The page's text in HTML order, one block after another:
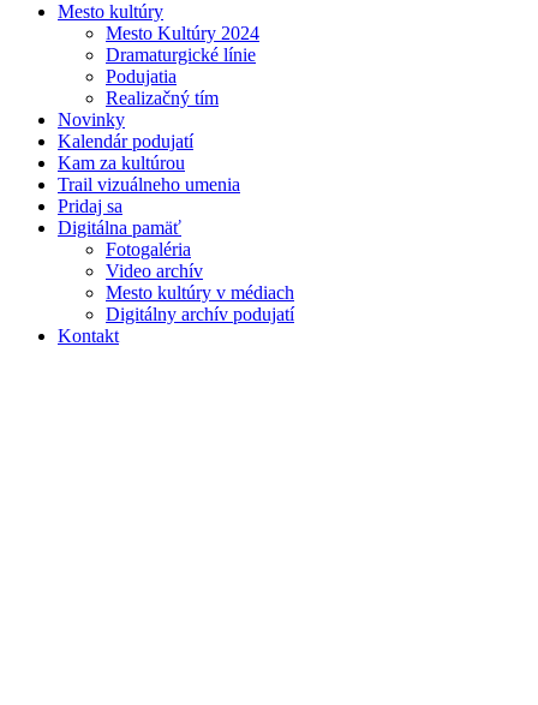
Mesto kultúry
Mesto Kultúry 2024
Dramaturgické línie
Podujatia
Realizačný tím
Novinky
Kalendár podujatí
Kam za kultúrou
Trail vizuálneho umenia
Pridaj sa
Digitálna pamäť
Fotogaléria
Video archív
Mesto kultúry v médiach
Digitálny archív podujatí
Kontakt